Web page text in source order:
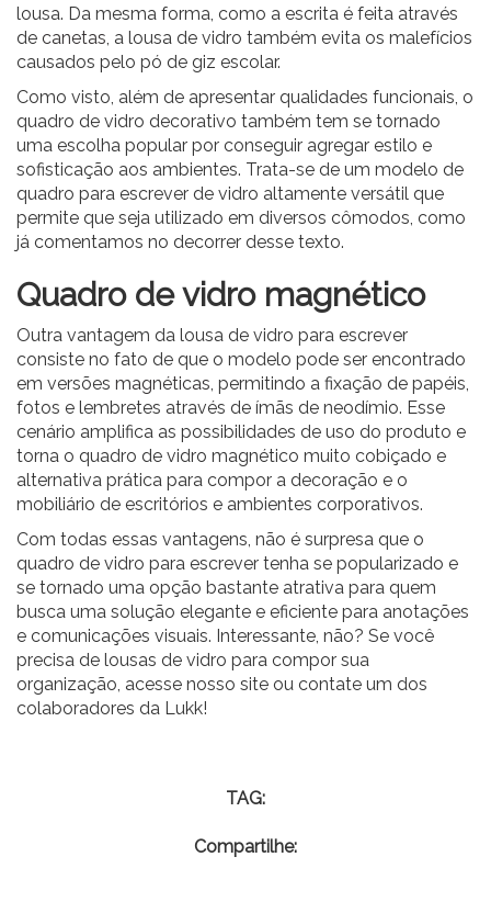
lousa. Da mesma forma, como a escrita é feita através
de canetas, a lousa de vidro também evita os malefícios
causados pelo pó de giz escolar.
Como visto, além de apresentar qualidades funcionais, o
quadro de vidro decorativo também tem se tornado
uma escolha popular por conseguir agregar estilo e
sofisticação aos ambientes. Trata-se de um modelo de
quadro para escrever de vidro altamente versátil que
permite que seja utilizado em diversos cômodos, como
já comentamos no decorrer desse texto.
Quadro de vidro magnético
Outra vantagem da lousa de vidro para escrever
consiste no fato de que o modelo pode ser encontrado
em versões magnéticas, permitindo a fixação de papéis,
fotos e lembretes através de ímãs de neodímio. Esse
cenário amplifica as possibilidades de uso do produto e
torna o quadro de vidro magnético muito cobiçado e
alternativa prática para compor a decoração e o
mobiliário de escritórios e ambientes corporativos.
Com todas essas vantagens, não é surpresa que o
quadro de vidro para escrever tenha se popularizado e
se tornado uma opção bastante atrativa para quem
busca uma solução elegante e eficiente para anotações
e comunicações visuais. Interessante, não? Se você
precisa de lousas de vidro para compor sua
organização, acesse nosso site ou contate um dos
colaboradores da Lukk!
TAG:
Compartilhe: